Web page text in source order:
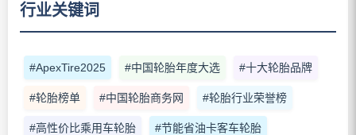
行业关键词
#ApexTire2025 #中国轮胎年度大选 #十大轮胎品牌
#轮胎榜单 #中国轮胎商务网 #轮胎行业荣誉榜
#高性价比乘用车轮胎 #节能省油卡客车轮胎